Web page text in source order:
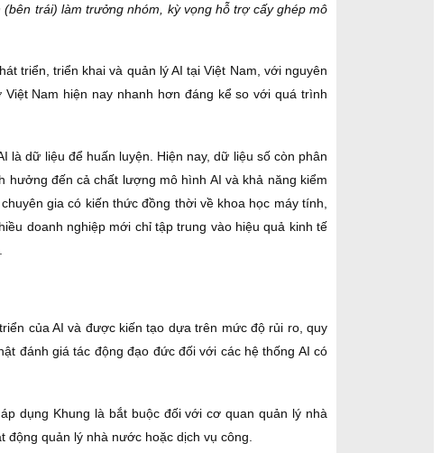
trái) làm trưởng nhóm, kỳ vọng hỗ trợ cấy ghép mô
triển, triển khai và quản lý AI tại Việt Nam, với nguyên
Nam hiện nay nhanh hơn đáng kể so với quá trình
là dữ liệu để huấn luyện. Hiện nay, dữ liệu số còn phân
đến cả chất lượng mô hình AI và khả năng kiểm
gia có kiến thức đồng thời về khoa học máy tính,
doanh nghiệp mới chỉ tập trung vào hiệu quả kinh tế
của AI và được kiến tạo dựa trên mức độ rủi ro, quy
đánh giá tác động đạo đức đối với các hệ thống AI có
dụng Khung là bắt buộc đối với cơ quan quản lý nhà
quản lý nhà nước hoặc dịch vụ công.